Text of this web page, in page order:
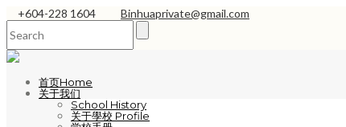
+604-228 1604 Binhuaprivate@gmail.com
首页Home
关于我们
School History
关于學校 Profile